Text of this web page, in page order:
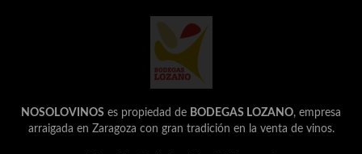
NOSOLOVINOS es propiedad de BODEGAS LOZANO, empresa
arraigada en Zaragoza con gran tradición en la venta de vinos.